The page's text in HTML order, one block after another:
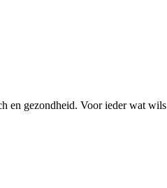
en gezondheid. Voor ieder wat wils